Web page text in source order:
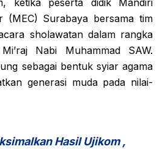
ketika peserta didik Mandiri
(MEC) Surabaya bersama tim
sholawatan dalam rangka
Nabi Muhammad SAW.
sebagai bentuk syiar agama
generasi muda pada nilai-
Hasil Ujikom ,